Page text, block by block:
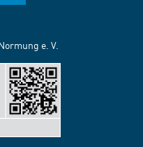
e. V.